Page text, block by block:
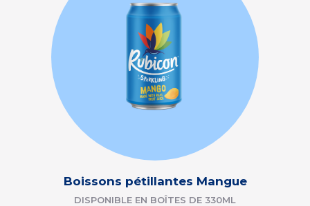
Boissons pétillantes Mangue
DISPONIBLE EN BOÎTES DE 330ML